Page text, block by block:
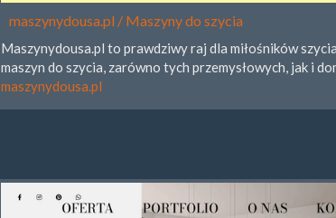
maszynydousa.pl / Maszyny do szycia
Maszynydousa.pl to prawdziwy raj dla miłośników
maszyn do szycia, zarówno tych przemysłowych, jak i
maszynydousa.pl